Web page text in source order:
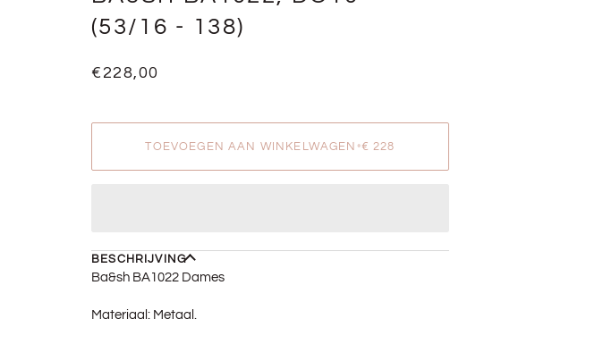
(53/16 - 138)
€228,00
TOEVOEGEN AAN WINKELWAGEN •€ 228
BESCHRIJVING
Ba&sh BA1022 Dames
Materiaal: Metaal.